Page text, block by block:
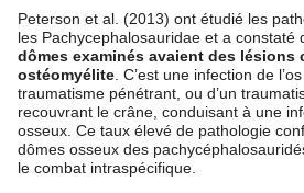
Peterson et al. (2013) ont étudié les
les Pachycephalosauridae et a constaté
dômes examinés avaient des lésions
ostéomyélite . C’est une infection de
traumatisme pénétrant, ou d’un
recouvrant le crâne, conduisant à une
osseux. Ce taux élevé de pathologie
dômes osseux des
le combat intraspécifique.